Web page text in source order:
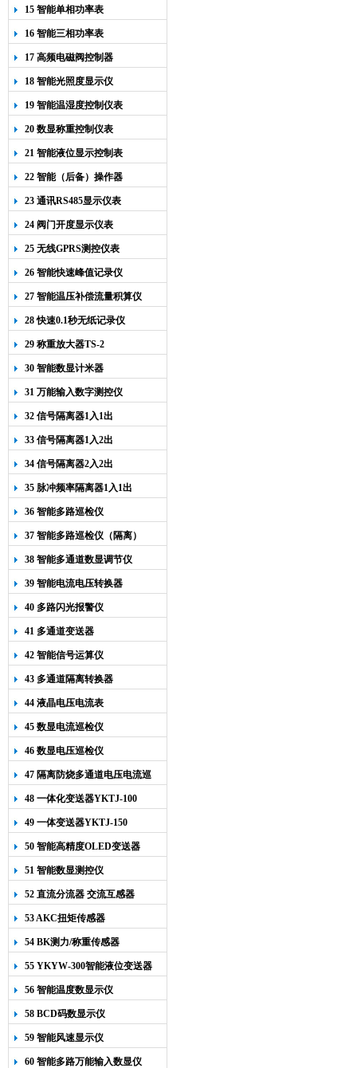
15 智能单相功率表
16 智能三相功率表
17 高频电磁阀控制器
18 智能光照度显示仪
19 智能温湿度控制仪表
20 数显称重控制仪表
21 智能液位显示控制表
22 智能（后备）操作器
23 通讯RS485显示仪表
24 阀门开度显示仪表
25 无线GPRS测控仪表
26 智能快速峰值记录仪
27 智能温压补偿流量积算仪
28 快速0.1秒无纸记录仪
29 称重放大器TS-2
30 智能数显计米器
31 万能输入数字测控仪
32 信号隔离器1入1出
33 信号隔离器1入2出
34 信号隔离器2入2出
35 脉冲频率隔离器1入1出
36 智能多路巡检仪
37 智能多路巡检仪（隔离）
38 智能多通道数显调节仪
39 智能电流电压转换器
40 多路闪光报警仪
41 多通道变送器
42 智能信号运算仪
43 多通道隔离转换器
44 液晶电压电流表
45 数显电流巡检仪
46 数显电压巡检仪
47 隔离防烧多通道电压电流巡
检仪
48 一体化变送器YKTJ-100
49 一体变送器YKTJ-150
50 智能高精度OLED变送器
YK-218
51 智能数显测控仪
52 直流分流器 交流互感器
53 AKC扭矩传感器
54 BK测力/称重传感器
55 YKYW-300智能液位变送器
56 智能温度数显示仪
58 BCD码数显示仪
59 智能风速显示仪
60 智能多路万能输入数显仪